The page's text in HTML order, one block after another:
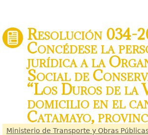
Resolución 034-
Concédese la
jurídica a la
Social de
“Los Duros de la
domicilio en el
Catamayo,
Ministerio de Transporte y Obras